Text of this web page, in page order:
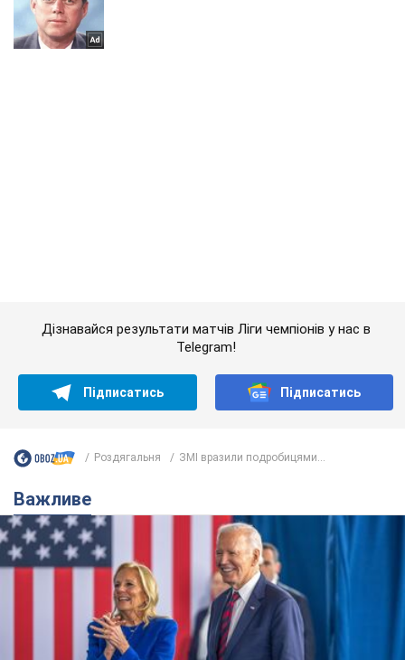
перший симптом, який сигналізував про його
"агресивний" рак
Спершу лікарі не надали цьому належної уваги
17,5 т.
Відпустка Лесі Нікітюк у Карпатах
обернулася скандалом: чому ведучу